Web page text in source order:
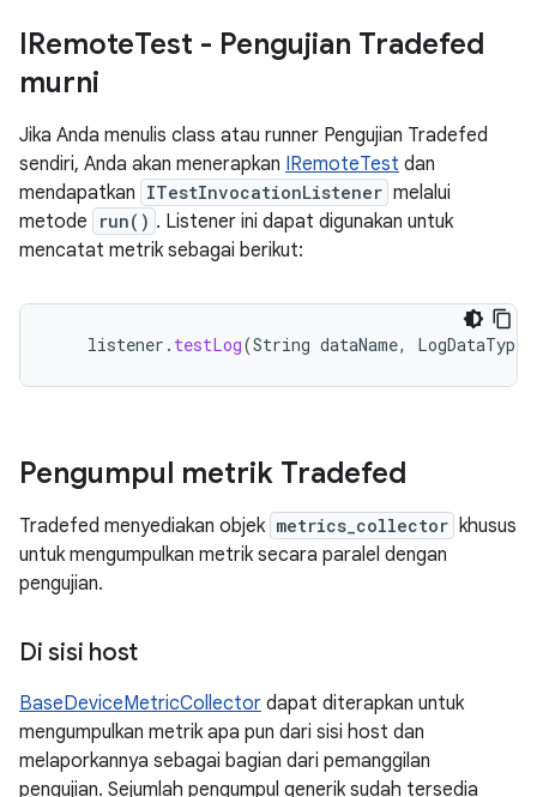
IRemoteTest - Pengujian Tradefed
murni
Jika Anda menulis class atau runner Pengujian Tradefed
sendiri, Anda akan menerapkan IRemoteTest dan
mendapatkan ITestInvocationListener melalui
metode
run() . Listener ini dapat digunakan untuk
mencatat metrik sebagai berikut:
listener . testLog(String dataName, LogDataType
Pengumpul metrik Tradefed
Tradefed menyediakan objek metrics_collector khusus
untuk mengumpulkan metrik secara paralel dengan
pengujian.
Di sisi host
BaseDeviceMetricCollector dapat diterapkan untuk
mengumpulkan metrik apa pun dari sisi host dan
melaporkannya sebagai bagian dari pemanggilan
pengujian. Sejumlah pengumpul generik sudah tersedia